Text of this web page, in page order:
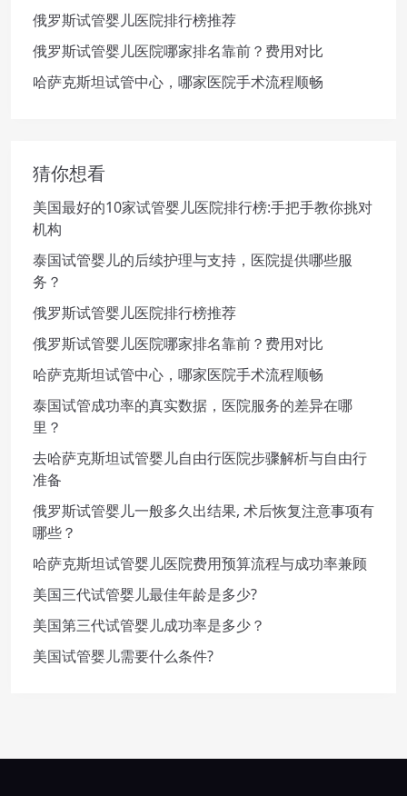
俄罗斯试管婴儿医院排行榜推荐
俄罗斯试管婴儿医院哪家排名靠前？费用对比
哈萨克斯坦试管中心，哪家医院手术流程顺畅
猜你想看
美国最好的10家试管婴儿医院排行榜:手把手教你挑对
机构
泰国试管婴儿的后续护理与支持，医院提供哪些服
务？
俄罗斯试管婴儿医院排行榜推荐
俄罗斯试管婴儿医院哪家排名靠前？费用对比
哈萨克斯坦试管中心，哪家医院手术流程顺畅
泰国试管成功率的真实数据，医院服务的差异在哪
里？
去哈萨克斯坦试管婴儿自由行医院步骤解析与自由行
准备
俄罗斯试管婴儿一般多久出结果, 术后恢复注意事项有
哪些？
哈萨克斯坦试管婴儿医院费用预算流程与成功率兼顾
美国三代试管婴儿最佳年龄是多少?
美国第三代试管婴儿成功率是多少？
美国试管婴儿需要什么条件?